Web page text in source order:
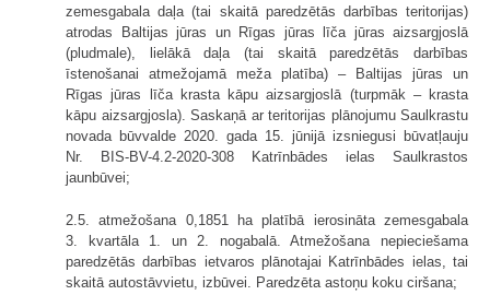
zemesgabala daļa (tai skaitā paredzētās darbības teritorijas)
atrodas Baltijas jūras un Rīgas jūras līča jūras aizsargjoslā
(pludmale), lielākā daļa (tai skaitā paredzētās darbības
īstenošanai atmežojamā meža platība) – Baltijas jūras un
Rīgas jūras līča krasta kāpu aizsargjoslā (turpmāk – krasta
kāpu aizsargjosla). Saskaņā ar teritorijas plānojumu Saulkrastu
novada būvvalde 2020. gada 15. jūnijā izsniegusi būvatļauju
Nr. BIS-BV-4.2-2020-308 Katrīnbādes ielas Saulkrastos
jaunbūvei;
2.5. atmežošana 0,1851 ha platībā ierosināta zemesgabala
3. kvartāla 1. un 2. nogabalā. Atmežošana nepieciešama
paredzētās darbības ietvaros plānotajai Katrīnbādes ielas, tai
skaitā autostāvvietu, izbūvei. Paredzēta astoņu koku ciršana;